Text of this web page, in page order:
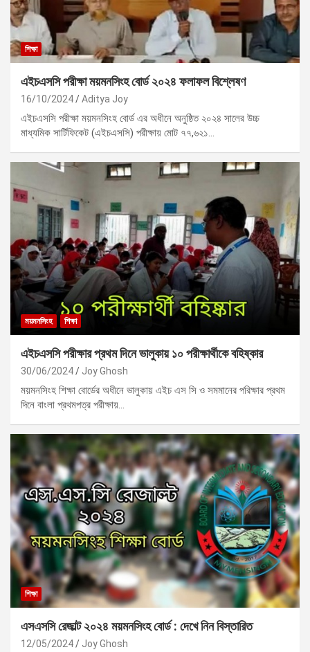
শিক্ষা
এইচএসসি পরীক্ষা ময়মনসিংহ বোর্ড ২০২৪ ফলাফল বিশ্লেষণ
16/10/2024 Aditya Joy
এইচএসসি পরীক্ষা ময়মনসিংহ বোর্ড এর অধীনে অনুষ্ঠিত ২০২৪ সালের উচ্চ
মাধ্যমিক সার্টিফিকেট (এইচএসসি) পরীক্ষায় মোট ৭৭,৬২১…
ময়মনসিংহ শিক্ষা
এইচএসসি পরীক্ষার প্রথম দিনে ভালুকায় ১০ পরীক্ষার্থীকে বহিষ্কার
30/06/2024 Joy Ghosh
ময়মনসিংহ শিক্ষা বোর্ডের অধীনে ভালুকায় এইচ এস সি ও সমমানের পরিক্ষার প্রথম
দিনে বাংলা প্রথমপত্র পরীক্ষায়…
শিক্ষা
এসএসসি রেজাল্ট ২০২৪ ময়মনসিংহ বোর্ড : দেখে নিন বিস্তারিত
12/05/2024 Joy Ghosh